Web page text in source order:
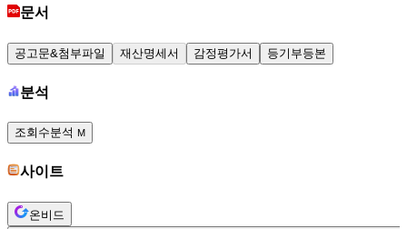
문서
공고문&첨부파일 재산명세서 감정평가서 등기부등본
분석
조회수분석 M
사이트
온비드